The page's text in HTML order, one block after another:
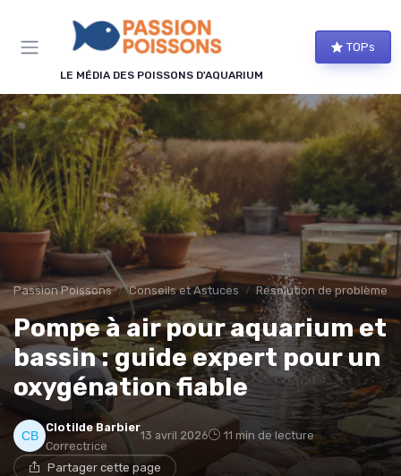
LE MÉDIA DES POISSONS D'AQUARIUM
TOPs
Passion Poissons Conseils et Astuces Résolution de problèmes
Pompe à air pour aquarium et
bassin : guide expert pour un
oxygénation fiable
Clotilde Barbier
Correctrice
13 avril 2026 11 min de lecture
Partager cette page